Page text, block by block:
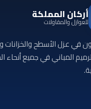
أركان المملكة
للعوازل والمقاولات
في عزل الأسطح
المباني في جميع أنحاء